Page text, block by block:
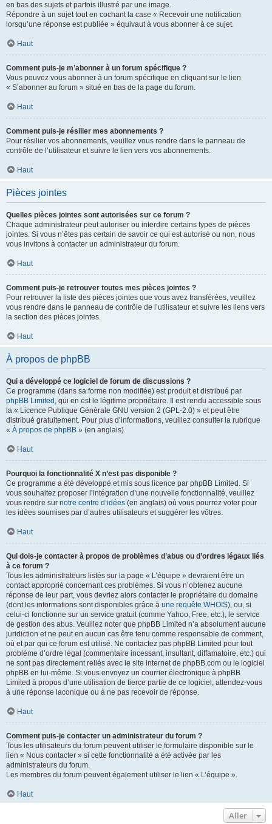
en bas des sujets et parfois illustré par une image.
Répondre à un sujet tout en cochant la case « Recevoir une notification
lorsqu’une réponse est publiée » équivaut à vous abonner à ce sujet.
Haut
Comment puis-je m’abonner à un forum spécifique ?
Vous pouvez vous abonner à un forum spécifique en cliquant sur le lien
« S’abonner au forum » situé en bas de la page du forum.
Haut
Comment puis-je résilier mes abonnements ?
Pour résilier vos abonnements, veuillez vous rendre dans le panneau de
contrôle de l’utilisateur et suivre le lien vers vos abonnements.
Haut
Pièces jointes
Quelles pièces jointes sont autorisées sur ce forum ?
Chaque administrateur peut autoriser ou interdire certains types de pièces
jointes. Si vous n’êtes pas certain de savoir ce qui est autorisé ou non, nous
vous invitons à contacter un administrateur du forum.
Haut
Comment puis-je retrouver toutes mes pièces jointes ?
Pour retrouver la liste des pièces jointes que vous avez transférées, veuillez
vous rendre dans le panneau de contrôle de l’utilisateur et suivre les liens vers
la section des pièces jointes.
Haut
À propos de phpBB
Qui a développé ce logiciel de forum de discussions ?
Ce programme (dans sa forme non modifiée) est produit et distribué par
phpBB Limited , qui en est le légitime propriétaire. Il est rendu accessible sous
la « Licence Publique Générale GNU version 2 (GPL-2.0) » et peut être
distribué gratuitement. Pour plus d’informations, veuillez consulter la rubrique
« À propos de phpBB » (en anglais).
Haut
Pourquoi la fonctionnalité X n’est pas disponible ?
Ce programme a été développé et mis sous licence par phpBB Limited. Si
vous souhaitez proposer l’intégration d’une nouvelle fonctionnalité, veuillez
vous rendre sur notre centre d’idées (en anglais) où vous pourrez voter pour
les idées soumises par d’autres utilisateurs et suggérer les vôtres.
Haut
Qui dois-je contacter à propos de problèmes d’abus ou d’ordres légaux liés
à ce forum ?
Tous les administrateurs listés sur la page « L’équipe » devraient être un
contact approprié concernant ces problèmes. Si vous n’obtenez aucune
réponse de leur part, vous devriez alors contacter le propriétaire du domaine
(dont les informations sont disponibles grâce à une requête WHOIS), ou, si
celui-ci fonctionne sur un service gratuit (comme Yahoo, Free, etc.), le service
de gestion des abus. Veuillez noter que phpBB Limited n’a absolument aucune
juridiction et ne peut en aucun cas être tenu comme responsable de comment,
où et par qui ce forum est utilisé. Ne contactez pas phpBB Limited pour tout
problème d’ordre légal (commentaire incessant, insultant, diffamatoire, etc.) qui
ne sont pas directement reliés avec le site internet de phpBB.com ou le logiciel
phpBB en lui-même. Si vous envoyez un courrier électronique à phpBB
Limited à propos d’une utilisation de tierce partie de ce logiciel, attendez-vous
à une réponse laconique ou à ne pas recevoir de réponse.
Haut
Comment puis-je contacter un administrateur du forum ?
Tous les utilisateurs du forum peuvent utiliser le formulaire disponible sur le
lien « Nous contacter » si cette fonctionnalité a été activée par les
administrateurs du forum.
Les membres du forum peuvent également utiliser le lien « L’équipe ».
Haut
Aller